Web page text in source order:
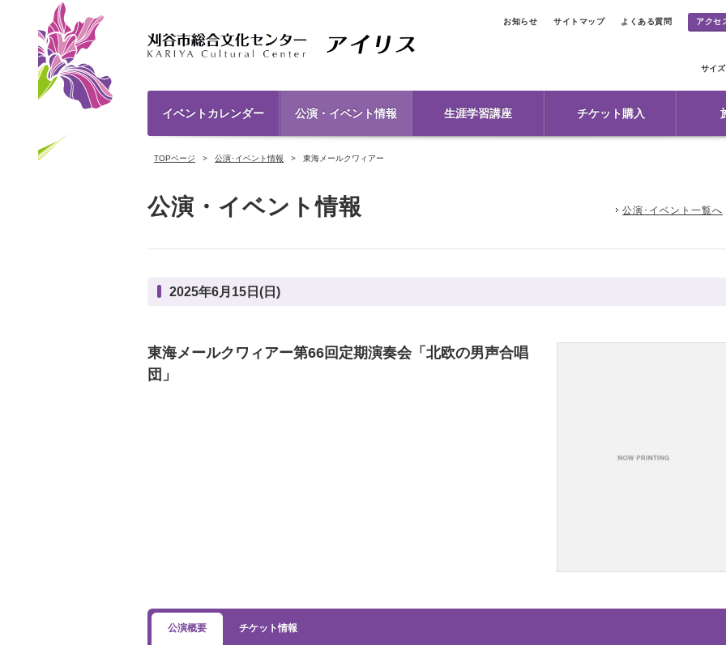
お知らせ サイトマップ よくある質問 アクセ
サイズ
イベントカレンダー 公演・イベント情報 生涯学習講座 チケット購入
TOPページ 公演･イベント情報 東海メールクワィアー
公演・イベント情報 公演･イベント一覧へ
2025年6月15日(日)
東海メールクワィアー第66回定期演奏会「北欧の男声合唱
団」
公演概要 チケット情報